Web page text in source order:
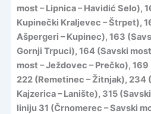
most – Lipnica – Havidić Selo),
Kupinečki Kraljevec – Štrpet),
Ašpergeri – Kupinec), 163
Gornji Trpuci), 164 (Savski
most – Ježdovec – Prečko),
222 (Remetinec – Žitnjak), 234
Kajzerica – Lanište), 315
liniju 31 (Črnomerec – Savski